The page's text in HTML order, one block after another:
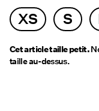
XS S
Cet article taille petit.
taille au-dessus.